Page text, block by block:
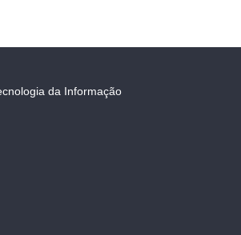
da Informação